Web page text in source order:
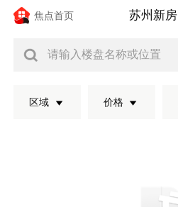
焦点首页 苏州新房
请输入楼盘名称或位置
区域 价格